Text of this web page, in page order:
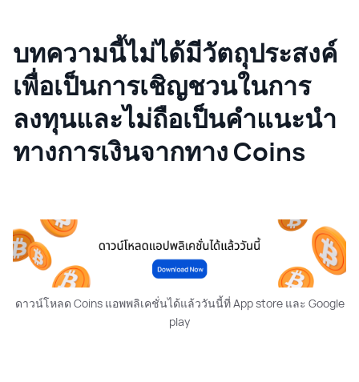
บทความนี้ไม่ได้มีวัตถุประสงค์
เพื่อเป็นการเชิญชวนในการ
ลงทุนและไม่ถือเป็นคำแนะนำ
ทางการเงินจากทาง Coins
ดาวน์โหลด Coins แอพพลิเคชั่นได้แล้ววันนี้ที่ App store และ Google
play